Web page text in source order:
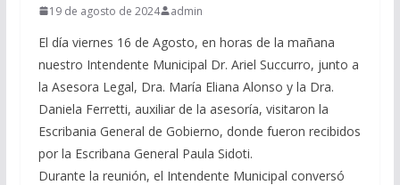
19 de agosto de 2024 admin
El día viernes 16 de Agosto, en horas de la mañana
nuestro Intendente Municipal Dr. Ariel Succurro, junto a
la Asesora Legal, Dra. María Eliana Alonso y la Dra.
Daniela Ferretti, auxiliar de la asesoría, visitaron la
Escribania General de Gobierno, donde fueron recibidos
por la Escribana General Paula Sidoti.
Durante la reunión, el Intendente Municipal conversó